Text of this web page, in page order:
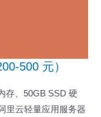
500 元）
存、50GB SSD 硬
里云轻量应用服务器